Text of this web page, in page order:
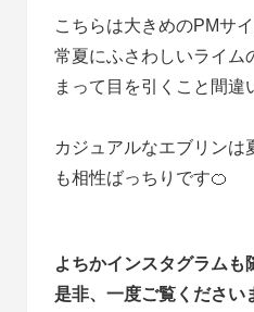
こちらは大きめのPMサ
常夏にふさわしいライム
まって 目を引くこと間違
カジュアルなエブリンは
も相性ばっちりです🍊
よちかインスタグラムも
是非、一度ご覧ください